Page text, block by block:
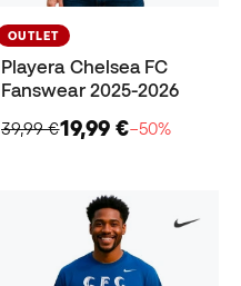
OUTLET
Playera Chelsea FC
Fanswear 2025-2026
39,99 €19,99 €−50%